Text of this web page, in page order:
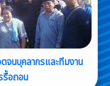
จนบุคลากรและทีมงาน
รื้อถอน